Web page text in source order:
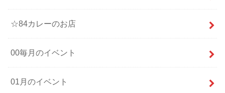
☆84カレーのお店
00毎月のイベント
01月のイベント